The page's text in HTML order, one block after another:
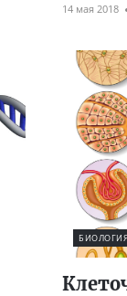
14 мая 2018